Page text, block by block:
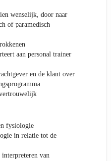
wenselijk, door naar
of paramedisch
aan personal trainer
en de klant over
fysiologie
in relatie tot de
interpreteren van